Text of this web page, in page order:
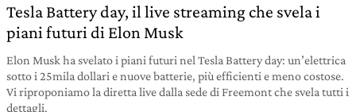
Tesla Battery day, il live streaming che svela i
piani futuri di Elon Musk
Elon Musk ha svelato i piani futuri nel Tesla Battery day: un’elettrica
sotto i 25mila dollari e nuove batterie, più efficienti e meno costose.
Vi riproponiamo la diretta live dalla sede di Freemont che svela tutti i
dettagli.